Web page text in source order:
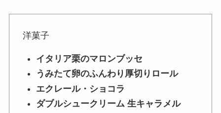
洋菓子
イタリア栗のマロンブッセ
うみたて卵のふんわり厚切りロール
エクレール・ショコラ
ダブルシュークリーム 生キャラメル